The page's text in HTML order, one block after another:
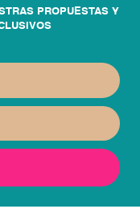
PROPUESTAS Y